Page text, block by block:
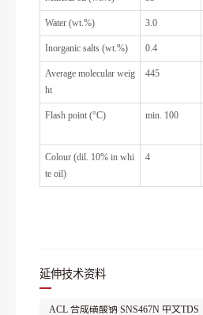
Water (wt.%) 3.0
Inorganic salts (wt.%) 0.4
Average molecular weig
ht
445
Flash point (°C) min. 100
Colour (dil. 10% in whi
te oil)
4
延伸技术资料
ACL 合成磺酸钠 SNS467N 中文TDS